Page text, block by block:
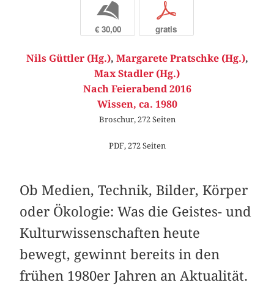
b
€ 30,00
p
gratis
Nils Güttler (Hg.), Margarete Pratschke (Hg.),
Max Stadler (Hg.)
Nach Feierabend 2016
Wissen, ca. 1980
Broschur, 272 Seiten
PDF, 272 Seiten
Ob Medien, Technik, Bilder, Körper
oder Ökologie: Was die Geistes- und
Kulturwissenschaften heute
bewegt, gewinnt bereits in den
frühen 1980er Jahren an Aktualität.